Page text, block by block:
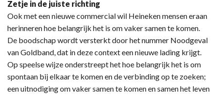
Zetje in de juiste richting
Ook met een nieuwe commercial wil Heineken mensen eraan
herinneren hoe belangrijk het is om vaker samen te komen.
De boodschap wordt versterkt door het nummer Noodgeval
van Goldband, dat in deze context een nieuwe lading krijgt.
Op speelse wijze onderstreept het hoe belangrijk het is om
spontaan bij elkaar te komen en de verbinding op te zoeken;
een uitnodiging om vaker samen te komen en samen het leven